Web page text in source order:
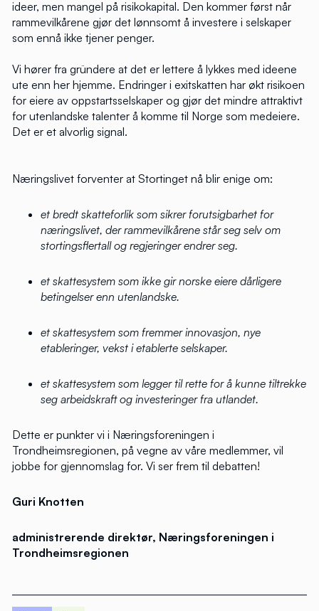
ideer, men mangel på risikokapital. Den kommer først når
rammevilkårene gjør det lønnsomt å investere i selskaper
som ennå ikke tjener penger.
Vi hører fra gründere at det er lettere å lykkes med ideene
ute enn her hjemme. Endringer i exitskatten har økt risikoen
for eiere av oppstartsselskaper og gjør det mindre attraktivt
for utenlandske talenter å komme til Norge som medeiere.
Det er et alvorlig signal.
Næringslivet forventer at Stortinget nå blir enige om:
et bredt skatteforlik som sikrer forutsigbarhet for
næringslivet, der rammevilkårene står seg selv om
stortingsflertall og regjeringer endrer seg.
et skattesystem som ikke gir norske eiere dårligere
betingelser enn utenlandske.
et skattesystem som fremmer innovasjon, nye
etableringer, vekst i etablerte selskaper.
et skattesystem som legger til rette for å kunne tiltrekke
seg arbeidskraft og investeringer fra utlandet.
Dette er punkter vi i Næringsforeningen i
Trondheimsregionen, på vegne av våre medlemmer, vil
jobbe for gjennomslag for. Vi ser frem til debatten!
Guri Knotten
administrerende direktør, Næringsforeningen i
Trondheimsregionen